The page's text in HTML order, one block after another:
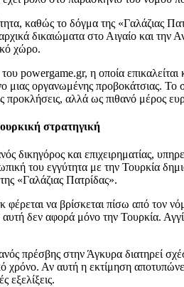
καθώς το δόγμα της «Γαλάζιας
δικαιώματα στο Αιγαίο και την
χώρο.
του powergame.gr, η οποία
μιας οργανωμένης προβοκάτσιας. Το
αλλά ως πιθανό μέρος
στρατηγική
και επιχειρηματίας,
του εγγύτητα με την Τουρκία
«Γαλάζιας Πατρίδας».
να βρίσκεται πίσω από τον
αυτή δεν αφορά μόνο την Τουρκία.
πρέσβης στην Άγκυρα διατηρεί
Αν αυτή η εκτίμηση
εξελίξεις.